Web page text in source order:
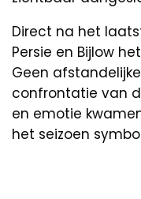
Direct na het
Persie en Bijlow
Geen
confrontatie van
en emotie
het seizoen